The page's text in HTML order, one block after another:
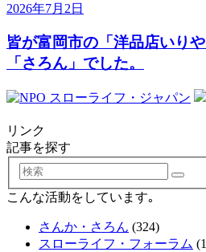
2026年7月2日
皆が富岡市の「洋品店いり
「さろん」でした。
リンク
記事を探す
検
索
こんな活動をしています｡
さんか・さろん (324)
スローライフ・フォーラム